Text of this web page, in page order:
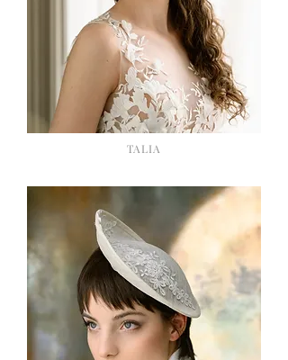
TALIA